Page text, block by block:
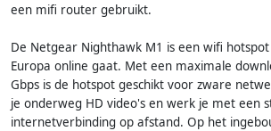
een mifi router gebruikt.
De Netgear Nighthawk M1 is een wifi
Europa online gaat. Met een maximale
Gbps is de hotspot geschikt voor zware
je onderweg HD video's en werk je met een
internetverbinding op afstand. Op het